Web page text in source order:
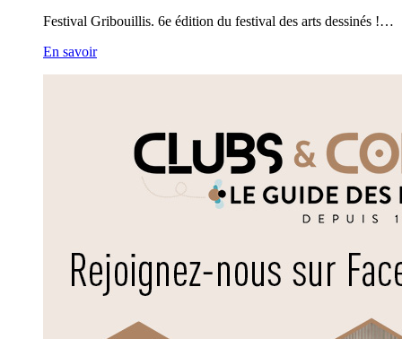
Festival Gribouillis. 6e édition du festival des arts dessinés !…
En savoir